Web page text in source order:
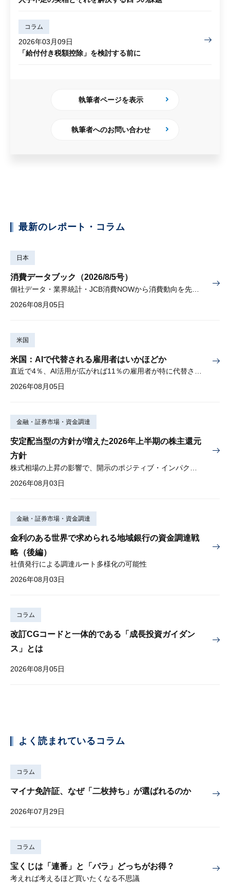
コラム
2026年03月09日
「給付付き税額控除」を検討する前に
執筆者ページを表示
執筆者へのお問い合わせ
最新のレポート・コラム
日本
消費データブック（2026/8/5号）
2026年08月05日
米国
米国：AIで代替される雇用者はいかほどか
直近で4％、AI活用が広がれば11％の雇用者が特に代替されやすい
2026年08月05日
金融・証券市場・資金調達
安定配当型の方針が増えた2026年上半期の株主還元
方針
2026年08月03日
金融・証券市場・資金調達
金利のある世界で求められる地域銀行の資金調達戦
略（後編）
社債発行による調達ルート多様化の可能性
2026年08月03日
コラム
改訂CGコードと一体的である「成長投資ガイダン
ス」とは
2026年08月05日
よく読まれているコラム
コラム
マイナ免許証、なぜ「二枚持ち」が選ばれるのか
2026年07月29日
コラム
宝くじは「連番」と「バラ」どっちがお得？
考えれば考えるほど買いたくなる不思議